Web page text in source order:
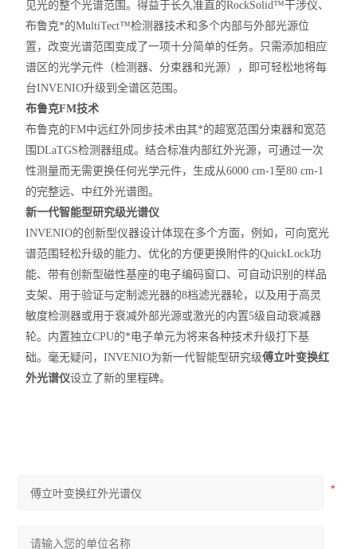
见光的整个光谱范围。得益于长久准直的RockSolid™干涉仪、
布鲁克*的MultiTect™检测器技术和多个内部与外部光源位
置，改变光谱范围变成了一项十分简单的任务。只需添加相应
谱区的光学元件（检测器、分束器和光源），即可轻松地将每
台INVENIO升级到全谱区范围。
布鲁克FM技术
布鲁克的FM中远红外同步技术由其*的超宽范围分束器和宽范
围DLaTGS检测器组成。结合标准内部红外光源，可通过一次
性测量而无需更换任何光学元件，生成从6000 cm-1至80 cm-1
的完整远、中红外光谱图。
新一代智能型研究级光谱仪
INVENIO的创新型仪器设计体现在多个方面，例如，可向宽光
谱范围轻松升级的能力、优化的方便更换附件的QuickLock功
能、带有创新型磁性基座的电子编码窗口、可自动识别的样品
支架、用于验证与定制滤光器的8档滤光器轮，以及用于高灵
敏度检测器或用于衰减外部光源或激光的内置5级自动衰减器
轮。内置独立CPU的*电子单元为将来各种技术升级打下基
础。毫无疑问，INVENIO为新一代智能型研究级傅立叶变换红
外光谱仪设立了新的里程碑。